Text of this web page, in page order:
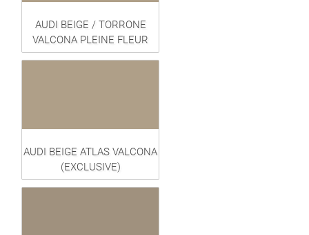
AUDI BEIGE / TORRONE
VALCONA PLEINE FLEUR
AUDI BEIGE ATLAS VALCONA
(EXCLUSIVE)